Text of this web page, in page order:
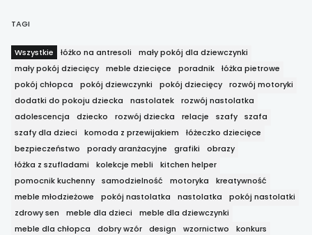
TAGI
Wszystkie łóżko na antresoli
mały pokój dla dziewczynki
mały pokój dziecięcy
meble dziecięce poradnik
łóżka pietrowe
pokój chłopca
pokój dziewczynki pokój dziecięcy
rozwój motoryki
dodatki do pokoju dziecka
nastolatek
rozwój nastolatka
adolescencja
dziecko rozwój dziecka relacje szafy
szafa
szafy dla dzieci
komoda z przewijakiem
łóżeczko dziecięce
bezpieczeństwo
porady aranżacyjne grafiki
obrazy
łóżka z szufladami
kolekcje mebli
kitchen helper
pomocnik kuchenny
samodzielność motoryka
kreatywność
meble młodzieżowe
pokój nastolatka nastolatka
pokój nastolatki
zdrowy sen
meble dla dzieci
meble dla dziewczynki
meble dla chłopca
dobry wzór design wzornictwo
konkurs